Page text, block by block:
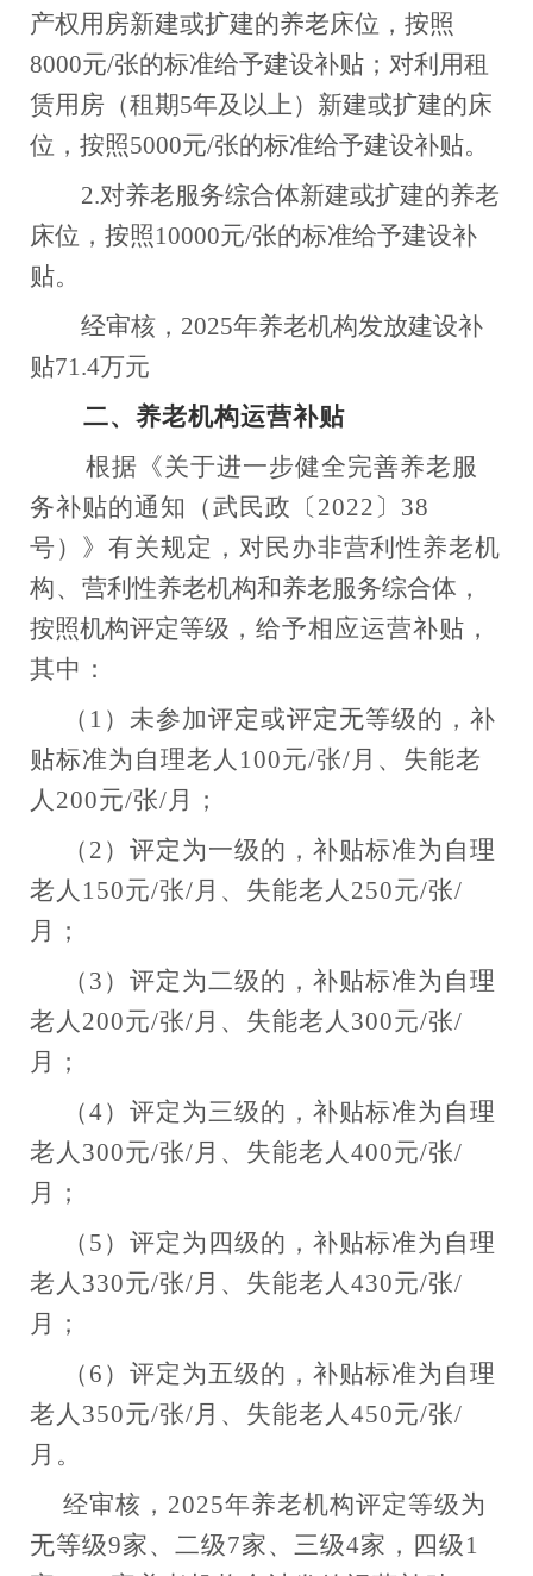
产权用房新建或扩建的养老床位 ，按照
8000元/张的标准给予建设补贴；对利用租
赁用房（租期5年及以上） 新建或扩建的床
位 ，按照5000元/张的标准给予建设补贴。
2.对养老服务综合体新建或扩建的养老
床位，按照10000元/张的标准给予建设补
贴。
经审核， 2025年养老机构发放建设补
贴71.4万元
二、 养老机构运营补贴
根据《关于进一步健全完善养老服
务补贴的通知（武民政〔 2022〕38
号）》有关规定，对民办非营利性养老机
构、 营利性养老机构和养老服务综合体 ，
按照机构评定等级 ，给予相应运营补贴，
其中：
（ 1）未参加评定或评定无等级的，补
贴标准为自理老人100元/张/月、失能老
人200元/张/月；
（ 2）评定为一级的，补贴标准为自理
老人150元/张/月、失能老人250元/张/
月；
（ 3）评定为二级的，补贴标准为自理
老人200元/张/月、失能老人300元/张/
月；
（4）评定为三级的，补贴标准为自理
老人300元/张/月、失能老人400元/张/
月；
（ 5）评定为四级的，补贴标准为自理
老人330元/张/月、失能老人430元/张/
月；
（ 6）评定为五级的，补贴标准为自理
老人350元/张/月、失能老人450元/张/
月。
经审核， 2025年养老机构评定等级为
无等级9家、二级7家、三级4家， 四级1